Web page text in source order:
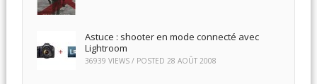
Astuce : shooter en mode connecté avec
Lightroom
36939 VIEWS / POSTED 28 AOÛT 2008